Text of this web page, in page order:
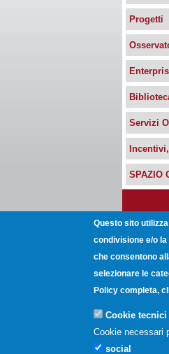
eProgetti
Servizi
SPAZIO
Questo sito
condivisione e/o
che consentono
selezionare le
Policy completa,
Cookie tecnici
Cookie necessari
social